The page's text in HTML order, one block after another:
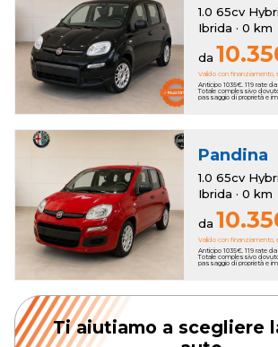
1.0 65cv
Ibrida · 0 km
da
Valido con finanziamento,
Anticipo 1035€. 119 rate da
Totale complessivo
passaggio di proprietà e
Pandina
1.0 65cv
Ibrida · 0 km
da
Valido con finanziamento,
Anticipo 1035€. 119 rate da
Totale complessivo
passaggio di proprietà e
Ti aiutiamo a scegliere